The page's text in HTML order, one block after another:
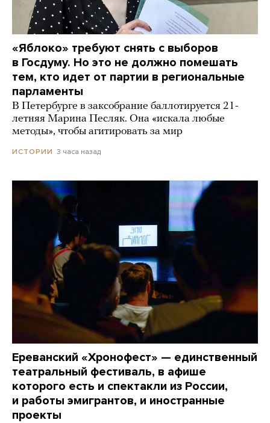
«Яблоко» требуют снять с выборов
в Госдуму. Но это не должно помешать
тем, кто идет от партии в региональные
парламенты
В Петербурге в заксобрание баллотируется 21-
летняя Марина Песляк. Она «искала любые
методы», чтобы агитировать за мир
ИСТОРИИ 3 часа назад
Ереванский «Хронофест» — единственный
театральный фестиваль, в афише
которого есть и спектакли из России,
и работы эмигрантов, и иностранные
проекты